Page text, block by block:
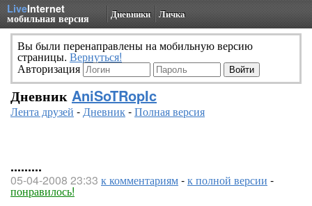
LiveInternet
мобильная версия Дневники Личка
Вы были перенаправлены на мобильную версию
страницы. Вернуться!
Авторизация
Дневник AniSoTRopIc
Лента друзей -Дневник-Полная версия
.........
05-04-2008 23:33 к комментариям-к полной версии -
понравилось!